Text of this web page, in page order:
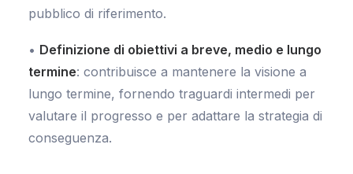
pubblico di riferimento.
• Definizione di obiettivi a breve, medio e lungo
termine: contribuisce a mantenere la visione a
lungo termine, fornendo traguardi intermedi per
valutare il progresso e per adattare la strategia di
conseguenza.